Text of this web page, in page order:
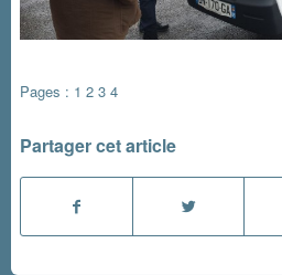
Pages : 1 2 3 4
Partager cet article